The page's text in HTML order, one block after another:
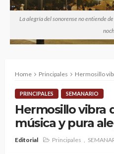
La alegría del sonorense no entiende
Home Principales Hermosillo vibra
PRINCIPALES SEMANARIO
Hermosillo vibra
música y pura
Editorial Principales